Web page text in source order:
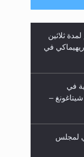
ثلاثين
في
في
–
لمجلس